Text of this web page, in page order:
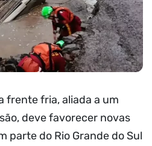
frente fria, aliada a um
deve favorecer novas
parte do Rio Grande do Sul